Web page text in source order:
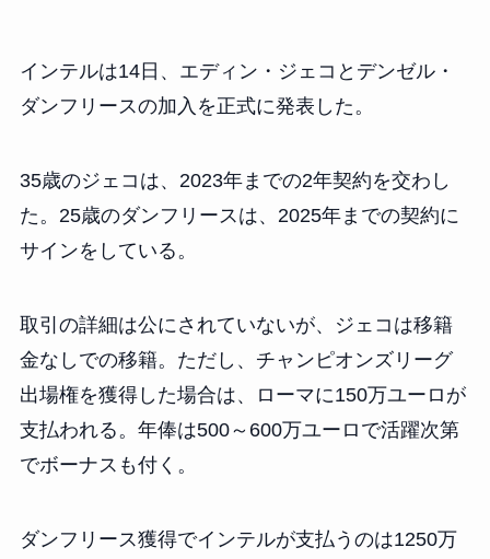
インテルは14日、エディン・ジェコとデンゼル・
ダンフリースの加入を正式に発表した。
35歳のジェコは、2023年までの2年契約を交わし
た。25歳のダンフリースは、2025年までの契約に
サインをしている。
取引の詳細は公にされていないが、ジェコは移籍
金なしでの移籍。ただし、チャンピオンズリーグ
出場権を獲得した場合は、ローマに150万ユーロが
支払われる。年俸は500～600万ユーロで活躍次第
でボーナスも付く。
ダンフリース獲得でインテルが支払うのは1250万